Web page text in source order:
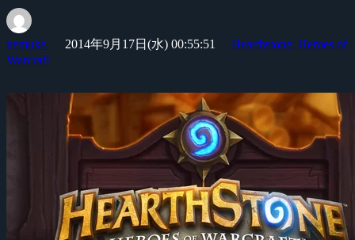
nemuke 2014年9月17日(水) 00:55:51
Hearthstone: Heroes of
Warcraft